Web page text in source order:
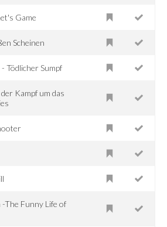
Game
Scheinen
- Tödlicher Sumpf
Kampf um das
-The Funny Life of